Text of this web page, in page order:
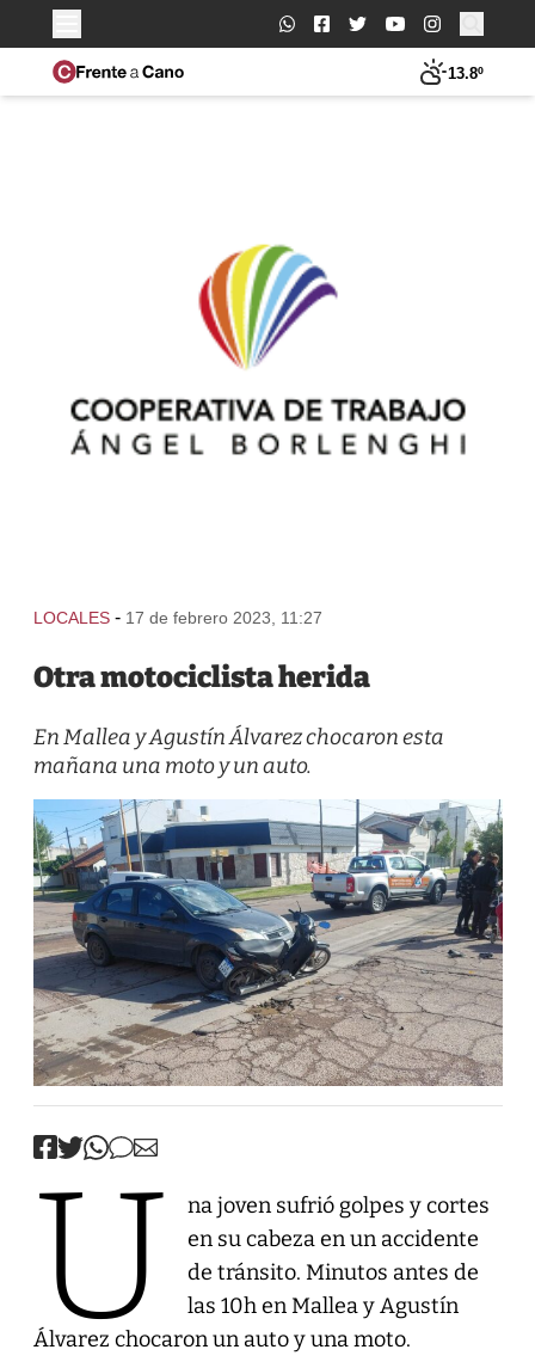
Buscar:
13.8º
LOCALES - 17 de febrero 2023, 11:27
Otra motociclista herida
En Mallea y Agustín Álvarez chocaron esta
mañana una moto y un auto.
U
na joven sufrió golpes y cortes
en su cabeza en un accidente
de tránsito. Minutos antes de
las 10h en Mallea y Agustín
Álvarez chocaron un auto y una moto.